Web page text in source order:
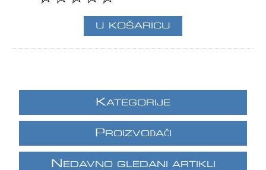
KATEGORIJE
PROIZVOĐAČI
N EDAVNO GLEDANI ARTIKLI